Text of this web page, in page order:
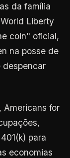
da família
Liberty
coin" oficial,
na posse de
despencar
Americans for
para
economias